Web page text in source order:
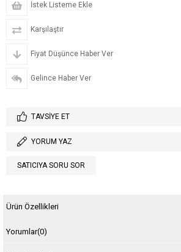
İstek Listeme Ekle
Karşılaştır
Fiyat Düşünce Haber Ver
Gelince Haber Ver
TAVSIYE ET
YORUM YAZ
SATICIYA SORU SOR
Ürün Özellikleri
Yorumlar(0)